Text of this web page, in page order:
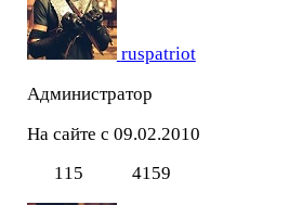
ruspatriot
Администратор
На сайте с 09.02.2010
115
4159